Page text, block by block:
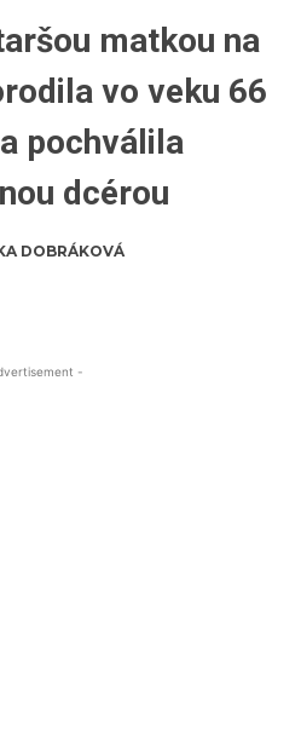
matkou na
vo veku 66
pochválila
dcérou
DOBRÁKOVÁ
-